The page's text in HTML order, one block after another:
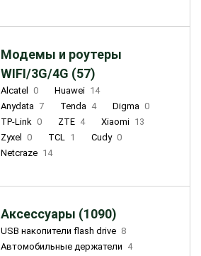
Модемы и роутеры
WIFI/3G/4G (57)
Alcatel 0 Huawei 14
Anydata 7 Tenda 4 Digma 0
TP-Link 0 ZTE 4 Xiaomi 13
Zyxel
0 TCL 1 Cudy 0
Netcraze 14
Аксессуары (1090)
USB накопители flash drive 8
Автомобильные держатели 4